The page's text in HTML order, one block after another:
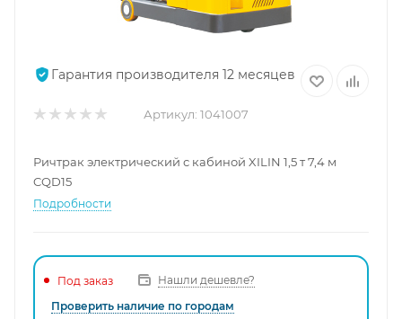
Гарантия производителя 12 месяцев
Артикул: 1041007
Ричтрак электрический с кабиной XILIN 1,5 т 7,4 м
CQD15
Подробности
Под заказ
Нашли дешевле?
Проверить наличие по городам